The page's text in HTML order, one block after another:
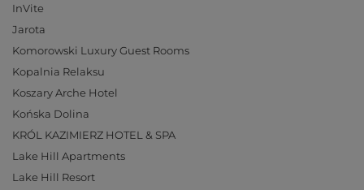
InVite
Jarota
Komorowski Luxury Guest Rooms
Kopalnia Relaksu
Koszary Arche Hotel
Końska Dolina
KRÓL KAZIMIERZ HOTEL & SPA
Lake Hill Apartments
Lake Hill Resort